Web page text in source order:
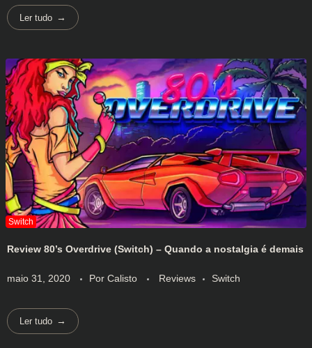
Ler tudo
Review 80’s Overdrive (Switch) – Quando a nostalgia é demais
maio 31, 2020 Por Calisto Reviews Switch
Ler tudo